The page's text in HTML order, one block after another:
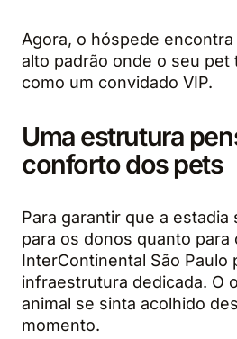
Agora, o hóspede
alto padrão onde o seu pet
como um convidado VIP.
Uma estrutura
conforto dos pets
Para garantir que a estadia
para os donos quanto para
InterContinental São Paulo
infraestrutura dedicada. O
animal se sinta acolhido
momento.